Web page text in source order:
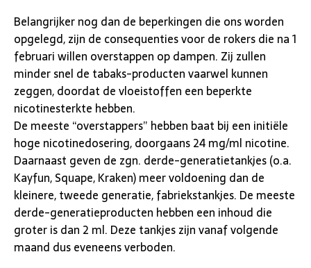
Belangrijker nog dan de beperkingen die ons worden
opgelegd, zijn de consequenties voor de rokers die na 1
februari willen overstappen op dampen. Zij zullen
minder snel de tabaks-producten vaarwel kunnen
zeggen, doordat de vloeistoffen een beperkte
nicotinesterkte hebben.
De meeste “overstappers” hebben baat bij een initiële
hoge nicotinedosering, doorgaans 24 mg/ml nicotine.
Daarnaast geven de zgn. derde-generatietankjes (o.a.
Kayfun, Squape, Kraken) meer voldoening dan de
kleinere, tweede generatie, fabriekstankjes. De meeste
derde-generatieproducten hebben een inhoud die
groter is dan 2 ml. Deze tankjes zijn vanaf volgende
maand dus eveneens verboden.